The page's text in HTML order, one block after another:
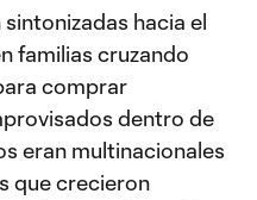
hacia el
familias cruzando
comprar
dentro de
eran multinacionales
que crecieron